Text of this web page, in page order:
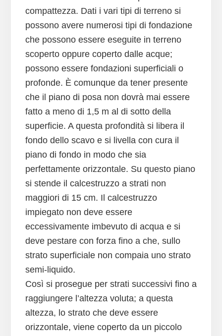
compattezza. Dati i vari tipi di terreno si
possono avere numerosi tipi di fondazione
che possono essere eseguite in terreno
scoperto oppure coperto dalle acque;
possono essere fondazioni superficiali o
profonde. È comunque da tener presente
che il piano di posa non dovrà mai essere
fatto a meno di 1,5 m al di sotto della
superficie. A questa profondità si libera il
fondo dello scavo e si livella con cura il
piano di fondo in modo che sia
perfettamente orizzontale. Su questo piano
si stende il calcestruzzo a strati non
maggiori di 15 cm. Il calcestruzzo
impiegato non deve essere
eccessivamente imbevuto di acqua e si
deve pestare con forza fino a che, sullo
strato superficiale non compaia uno strato
semi-liquido.
Così si prosegue per strati successivi fino a
raggiungere l’altezza voluta; a questa
altezza, lo strato che deve essere
orizzontale, viene coperto da un piccolo